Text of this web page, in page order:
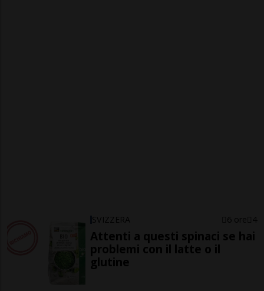
SVIZZERA 6 ore 4
Attenti a questi spinaci se hai
problemi con il latte o il
glutine